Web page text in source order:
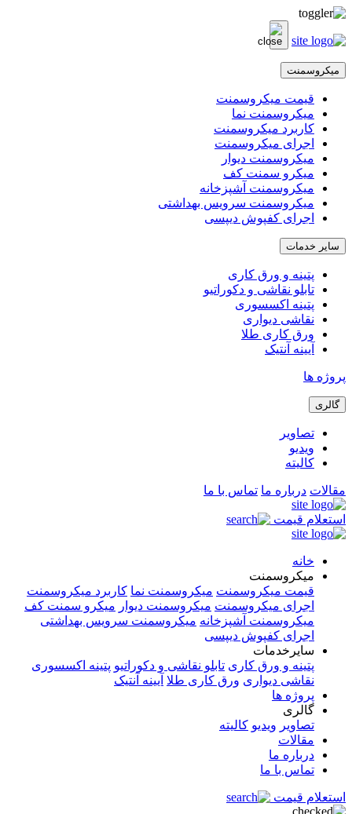
میکروسمنت
قیمت میکروسمنت
میکروسمنت نما
کاربرد میکروسمنت
اجرای میکروسمنت
میکروسمنت دیوار
میکرو سمنت کف
میکروسمنت آشپزخانه
میکروسمنت سرویس بهداشتی
اجرای کفپوش دیپسی
سایر خدمات
پتینه و ورق کاری
تابلو نقاشی و دکوراتیو
پتینه اکسسوری
نقاشی دیواری
ورق کاری طلا
آیینه آنتیک
پروژه ها
گالری
تصاویر
ویدیو
کالیته
مقالات درباره ما تماس با ما
استعلام قیمت
خانه
میکروسمنت
قیمت میکروسمنت میکروسمنت نما کاربرد میکروسمنت
اجرای میکروسمنت میکروسمنت دیوار میکرو سمنت کف
میکروسمنت آشپزخانه میکروسمنت سرویس بهداشتی
اجرای کفپوش دیپسی
سایرخدمات
پتینه و ورق کاری تابلو نقاشی و دکوراتیو پتینه اکسسوری
نقاشی دیواری ورق کاری طلا آیینه آنتیک
پروژه ها
گالری
تصاویر ویدیو کالیته
مقالات
درباره ما
تماس با ما
استعلام قیمت